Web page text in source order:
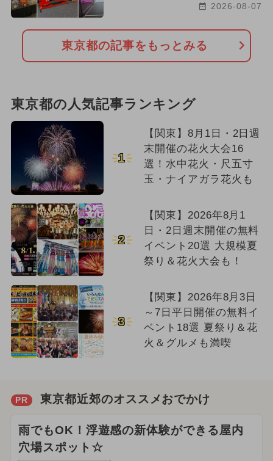
2026-08-07
東京都の記事をもっとみる
東京都の人気記事ランキング
1
【関東】8月1日・2日週
末開催の花火大会16
選！水中花火・尺五寸
玉・ナイアガラ花火も
2
【関東】2026年8月1
日・2日週末開催の無料
イベント20選 大規模夏
祭り＆花火大会も！
3
【関東】2026年8月3日
～7日平日開催の無料イ
ベント18選 夏祭り＆花
火＆グルメも満喫
PR 東京都近郊のオススメおでかけ
雨でもOK！浮遊感の新体験ができる屋内
穴場スポット☆